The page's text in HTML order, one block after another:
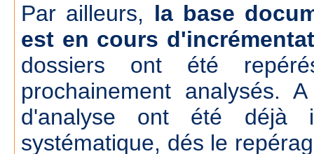
Par ailleurs, la base
est en cours
dossiers ont été
prochainement analysés.
d'analyse ont été déjà
systématique, dés le